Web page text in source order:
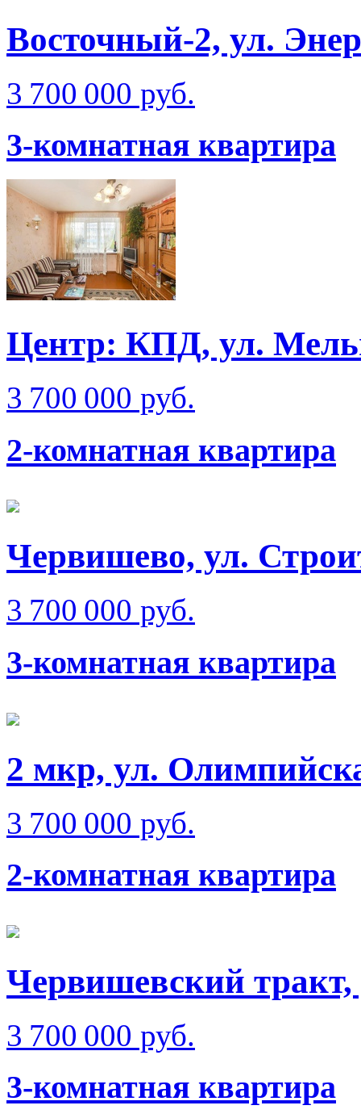
Восточный-2, ул.
3 700 000 руб.
3-комнатная квартира
Центр: КПД, ул.
3 700 000 руб.
2-комнатная квартира
Червишево, ул.
3 700 000 руб.
3-комнатная квартира
2 мкр, ул.
3 700 000 руб.
2-комнатная квартира
Червишевский
3 700 000 руб.
3-комнатная квартира